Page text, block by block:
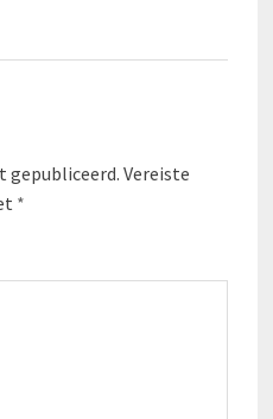
gepubliceerd. Vereiste
*